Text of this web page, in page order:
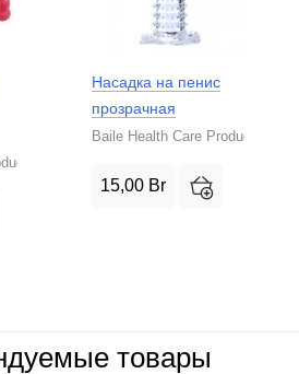
Насадка на пенис
прозрачная
Baile Health Care Product
15,00 Br
товары